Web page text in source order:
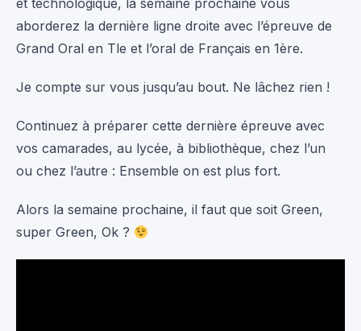
et technologique, la semaine prochaine vous
aborderez la dernière ligne droite avec l’épreuve de
Grand Oral en Tle et l’oral de Français en 1ère.
Je compte sur vous jusqu’au bout. Ne lâchez rien !
Continuez à préparer cette dernière épreuve avec
vos camarades, au lycée, à bibliothèque, chez l’un
ou chez l’autre : Ensemble on est plus fort.
Alors la semaine prochaine, il faut que soit Green,
super Green, Ok ?